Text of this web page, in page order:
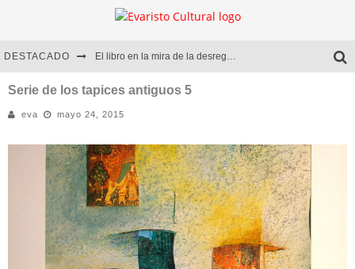
DESTACADO El libro en la mira de la desregulación
Marcelo Rubio | El llovedor
Diego Meret | Hotel Acapulco
Alejandra Correa | La nieve
Serie de los tapices antiguos 5
eva mayo 24, 2015